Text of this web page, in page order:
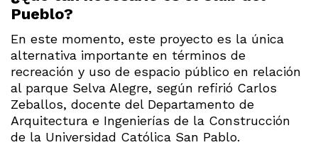
Pueblo?
En este momento, este proyecto es la única
alternativa importante en términos de
recreación y uso de espacio público en relación
al parque Selva Alegre, según refirió Carlos
Zeballos, docente del Departamento de
Arquitectura e Ingenierías de la Construcción
de la Universidad Católica San Pablo.